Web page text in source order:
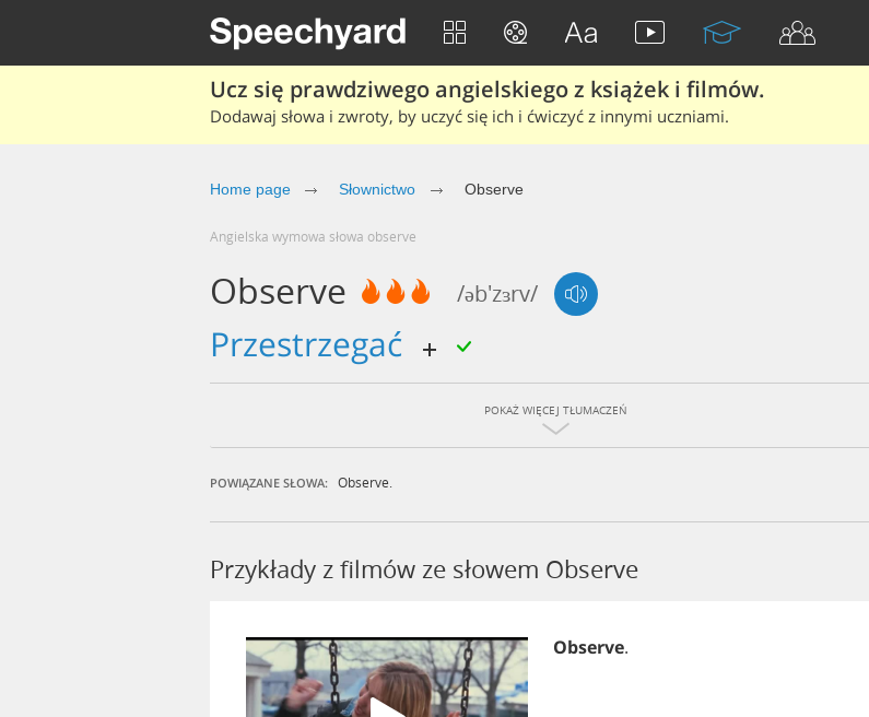
Ucz się prawdziwego angielskiego z książek i filmów.
Dodawaj słowa i zwroty, by uczyć się ich i ćwiczyć z innymi uczniami.
Home page Słownictwo Observe
Angielska wymowa słowa observe
Observe /əb'zɜrv/
przestrzegać
POKAŻ WIĘCEJ TŁUMACZEŃ
POWIĄZANE SŁOWA: Observe.
Przykłady z filmów ze słowem Observe
Observe.